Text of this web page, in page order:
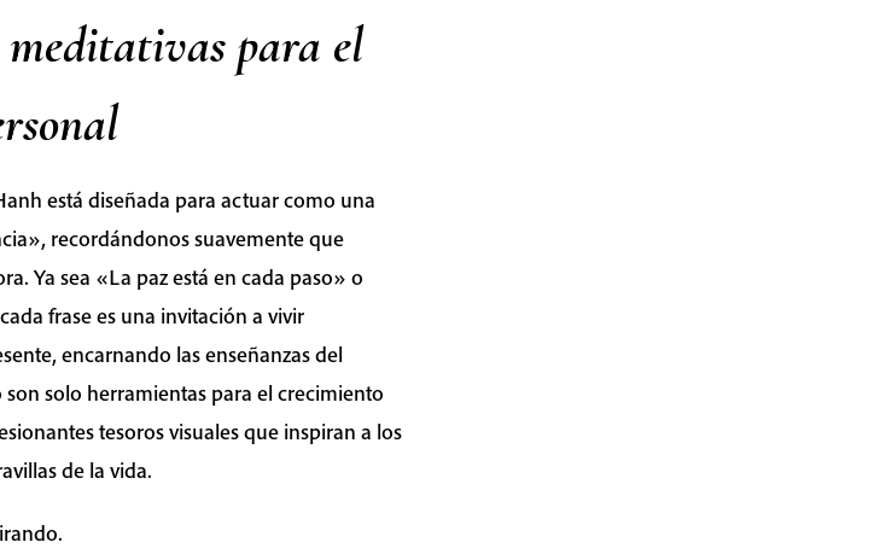
para el
está diseñada para actuar como una
recordándonos suavemente que
Ya sea «La paz está en cada paso» o
frase es una invitación a vivir
encarnando las enseñanzas del
son solo herramientas para el crecimiento
tesoros visuales que inspiran a los
de la vida.